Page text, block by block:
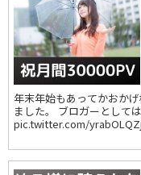
年末年始もあってかおか
ました。 ブロガーとして
pic.twitter.com/